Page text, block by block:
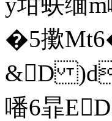
�5擹
&D
噃6暃